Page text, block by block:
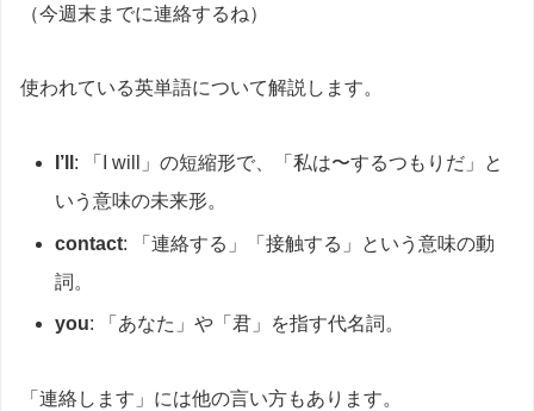
（今週末までに連絡するね）
使われている英単語について解説します。
I’ll : 「I will」の短縮形で、「私は〜するつもりだ」と
いう意味の未来形。
contact: 「連絡する」「接触する」という意味の動
詞。
you: 「あなた」や「君」を指す代名詞。
「連絡します」には他の言い方もあります。